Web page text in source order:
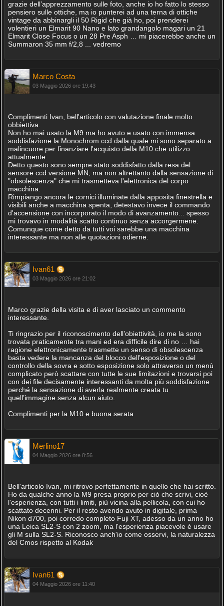
grazie dell’apprezzamento sulle foto, anche io ho fatto lo stesso
pensiero sulle ottiche, ma io punterei ad una terna di ottiche
vintage da abbinargli il 50 Rigid che già ho, poi prenderei
volentieri un Elmarit 90 Nano e lato grandangolo magari un 21
Elmarit Close Focus o un 28 Pre Asph … mi piacerebbe anche un
Summaron 35 mm f/2,8 ... vedremo
Marco Costa
03 Maggio 2026 ore 19:43
Complimenti Ivan, bell'articolo con valutazione finale molto
obbiettiva.
Non ho mai usato la M9 ma ho avuto e usato con immensa
soddisfazione la Monochrom ccd dalla quale mi sono separato a
malincuore per finanziare l'acquisto della M10 che utilizzo
attualmente.
Detto questo sono sempre stato soddisfatto dalla resa del
sensore ccd versione MN, ma non altrettanto dalla sensazione di
"obsolescenza" che mi trasmetteva l'elettronica del corpo
macchina.
Rimpiango ancora le cornici illuminate dalla apposita finestrella e
visibili anche a macchina spenta, detestavo invece il commando
d'accensione con incorporato il modo di avanzamento... spesso
mi trovavo in modalità scatto continuo senza accorgermene.
Comunque come detto da tutti voi sarebbe una macchina
interessante ma non alle quotazioni odierne.
Ivan61
03 Maggio 2026 ore 21:02
Marco grazie della visita e di aver lasciato un commento
interessante.
Ti ringrazio per il riconoscimento dell’obiettività, io me la sono
trovata praticamente tra mani ed era difficile dire di no … hai
ragione elettronicamente trasmette un senso di obsolescenza
basta vedere la mancanza del blocco dell’esposizione o del
controllo della sovra e sotto esposizione solo attraverso un menù
complicato però scattare con tutte le sue limitazioni e trovarsi poi
con dei file decisamente interessanti da molta più soddisfazione
perché la sensazione di averla realmente creata tu
quell’immagine senza alcun aiuto.
Complimenti per la M10 e buona serata
Merlino17
04 Maggio 2026 ore 8:56
Bell'articolo Ivan, mi ritrovo perfettamente in quello che hai scritto.
Ho da qualche anno la M9 presa proprio per ciò che scrivi, cioè
l'esperienza, con tutti i limiti, più vicina alla pellicola, con cui ho
scattato decenni. Per il resto avendo avuto in digitale, prima
Nikon d700, poi corredo completo Fuji XT, adesso da un anno ho
una Leica SL2-S con 2 zoom, ma l'esperienza piacevole è usare
gli M sulla SL2-S. Riconosco anch'io come osservi, la naturalezza
del Cmos rispetto al Kodak
Ivan61
04 Maggio 2026 ore 11:40